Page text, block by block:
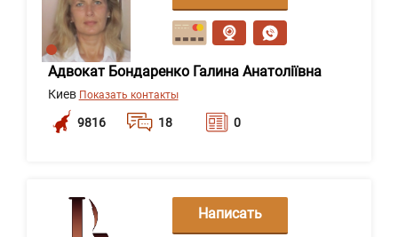
Адвокат Бондаренко Галина Анатоліївна
Киев Показать контакты
9816 18 0
сообщение
Написать